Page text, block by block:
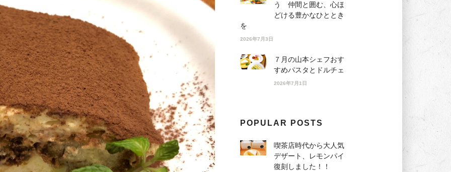
う 仲間と囲む、心ほ
どける豊かなひととき
を
2026年7月3日
７月の山本シェフおす
すめパスタとドルチェ
2026年7月1日
POPULAR POSTS
喫茶店時代から大人気
デザート、レモンパイ
復刻しました！！